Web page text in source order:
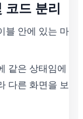
드 분리
블 안에 있는 마
같은 상태임에
다른 화면을 보